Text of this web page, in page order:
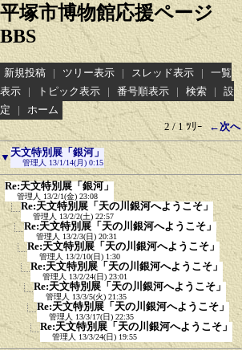
平塚市博物館応援ページ
BBS
新規投稿 | ツリー表示 | スレッド表示 |
一覧
表示
| トピック表示 | 番号順表示 | 検索 |
設
定
|
ホーム
2 / 1 ﾂﾘｰ ←次へ
▼ 天文特別展「銀河」
管理人 13/1/14(月) 0:15
Re:天文特別展「銀河」
管理人 13/2/1(金) 23:08
Re:天文特別展「天の川銀河へようこそ」
管理人 13/2/2(土) 22:57
Re:天文特別展「天の川銀河へようこそ」
管理人 13/2/3(日) 20:31
Re:天文特別展「天の川銀河へようこそ」
管理人 13/2/10(日) 1:30
Re:天文特別展「天の川銀河へようこそ」
管理人 13/2/24(日) 23:01
Re:天文特別展「天の川銀河へようこそ」
管理人 13/3/5(火) 21:35
Re:天文特別展「天の川銀河へようこそ」
管理人 13/3/17(日) 22:35
Re:天文特別展「天の川銀河へようこそ」
管理人 13/3/24(日) 19:55